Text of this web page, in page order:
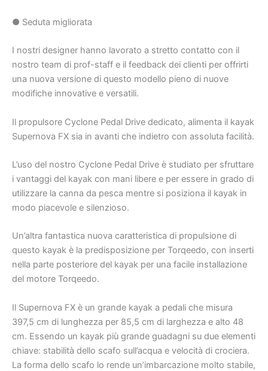
● Seduta migliorata
I nostri designer hanno lavorato a stretto contatto con il
nostro team di prof-staff e il feedback dei clienti per offrirti
una nuova versione di questo modello pieno di nuove
modifiche innovative e versatili.
Il propulsore Cyclone Pedal Drive dedicato, alimenta il kayak
Supernova FX sia in avanti che indietro con assoluta facilità.
L’uso del nostro Cyclone Pedal Drive è studiato per sfruttare
i vantaggi del kayak con mani libere e per essere in grado di
utilizzare la canna da pesca mentre si posiziona il kayak in
modo piacevole e silenzioso.
Un’altra fantastica nuova caratteristica di propulsione di
questo kayak è la predisposizione per Torqeedo, con inserti
nella parte posteriore del kayak per una facile installazione
del motore Torqeedo.
Il Supernova FX è un grande kayak a pedali che misura
397,5 cm di lunghezza per 85,5 cm di larghezza e alto 48
cm. Essendo un kayak più grande guadagni su due elementi
chiave: stabilità dello scafo sull’acqua e velocità di crociera.
La forma dello scafo lo rende un’imbarcazione molto stabile,